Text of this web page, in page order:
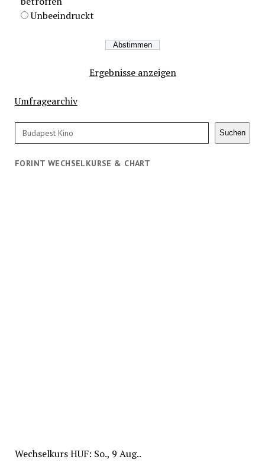
Unbeeindruckt
Ergebnisse anzeigen
Umfragearchiv
Suchen Suchen
FORINT WECHSELKURSE & CHART
WechselkursHUF: So., 9 Aug..